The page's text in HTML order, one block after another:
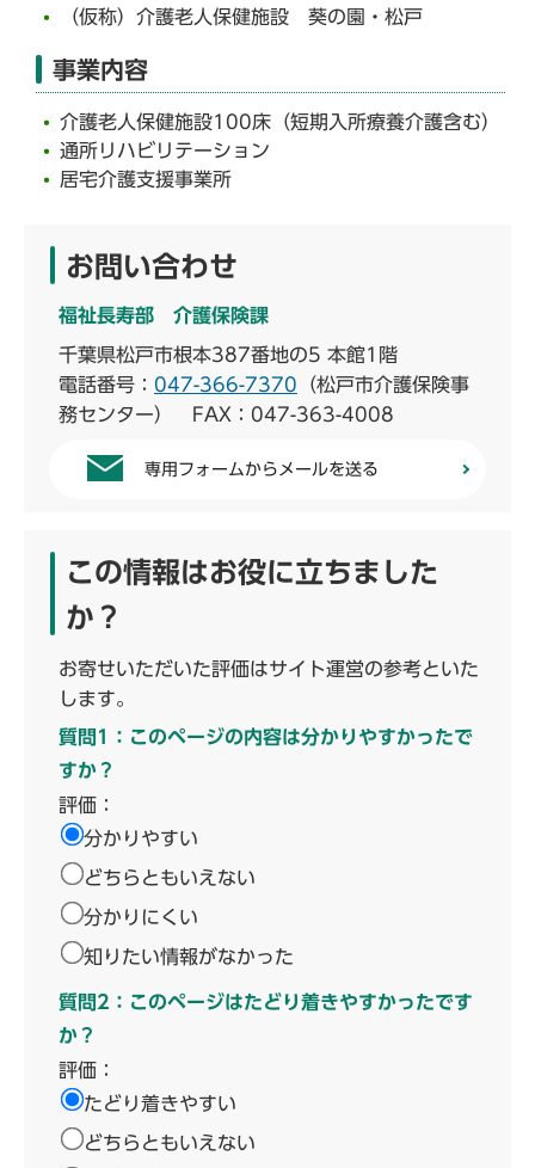
（仮称）介護老人保健施設 葵の園・松戸
事業内容
介護老人保健施設100床（短期入所療養介護含む）
通所リハビリテーション
居宅介護支援事業所
お問い合わせ
福祉長寿部 介護保険課
千葉県松戸市根本387番地の5 本館1階
電話番号： 047-366-7370 （松戸市介護保険事
務センター） FAX：047-363-4008
専用フォームからメールを送る
この情報はお役に立ちました
か？
お寄せいただいた評価はサイト運営の参考といた
します。
質問1：このページの内容は分かりやすかったで
すか？
評価：
分かりやすい
どちらともいえない
分かりにくい
知りたい情報がなかった
質問2：このページはたどり着きやすかったです
か？
評価：
たどり着きやすい
どちらともいえない